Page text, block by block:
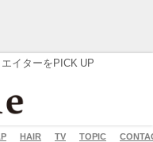
イターをPICK UP
HAIR TV TOPIC